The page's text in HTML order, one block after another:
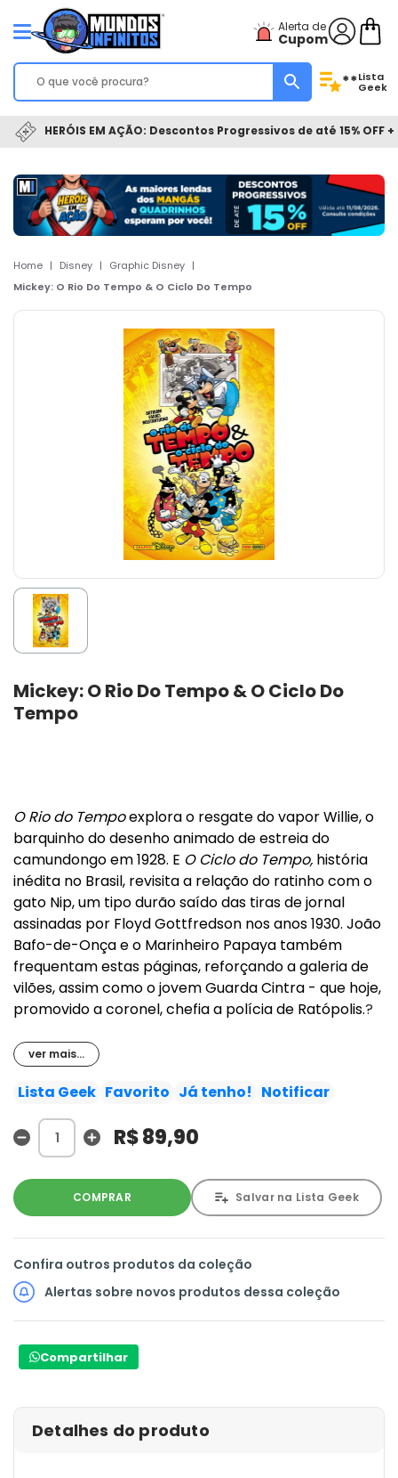
Alerta de
Cupom
**Lista
Geek
HERÓIS EM AÇÃO: Descontos Progressivos de até 15% OFF
Home | Disney | Graphic Disney |
Mickey: O Rio Do Tempo & O Ciclo Do Tempo
Mickey: O Rio Do Tempo & O Ciclo Do
Tempo
O Rio do Tempoexplora o resgate do vapor Willie, o
barquinho do desenho animado de estreia do
camundongo em 1928. E O Ciclo do Tempo, história
inédita no Brasil, revisita a relação do ratinho com o
gato Nip, um tipo durão saído das tiras de jornal
assinadas por Floyd Gottfredson nos anos 1930. João
Bafo-de-Onça e o Marinheiro Papaya também
frequentam estas páginas, reforçando a galeria de
vilões, assim como o jovem Guarda Cintra - que hoje,
promovido a coronel, chefia a polícia de Ratópolis.?
ver mais...
Lista Geek Favorito Já tenho! Notificar
R$ 89,90
COMPRAR Salvar na Lista Geek
Confira outros produtos da coleção
Alertas sobre novos produtos dessa coleção
Compartilhar
Detalhes do produto